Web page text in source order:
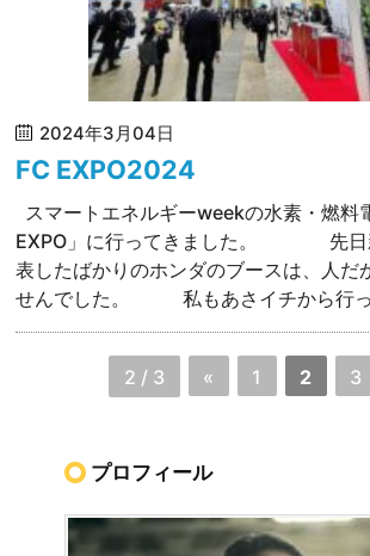
2024年3月04日
FC EXPO2024
スマートエネルギーweekの水素・燃料
EXPO」に行ってきました。 先日
表したばかりのホンダのブースは、人だ
せんでした。 私もあさイチから行
2 / 3 « 1 2 3
プロフィール